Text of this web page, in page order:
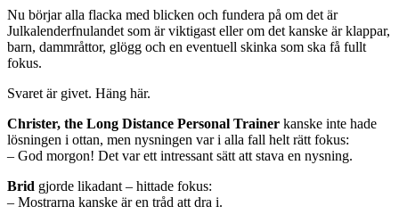
Nu börjar alla flacka med blicken och fundera på om det är
Julkalenderfnulandet som är viktigast eller om det kanske är klappar,
barn, dammråttor, glögg och en eventuell skinka som ska få fullt
fokus.
Svaret är givet. Häng här.
Christer, the Long Distance Personal Trainer kanske inte hade
lösningen i ottan, men nysningen var i alla fall helt rätt fokus:
– God morgon! Det var ett intressant sätt att stava en nysning.
Brid gjorde likadant – hittade fokus:
– Mostrarna kanske är en tråd att dra i.